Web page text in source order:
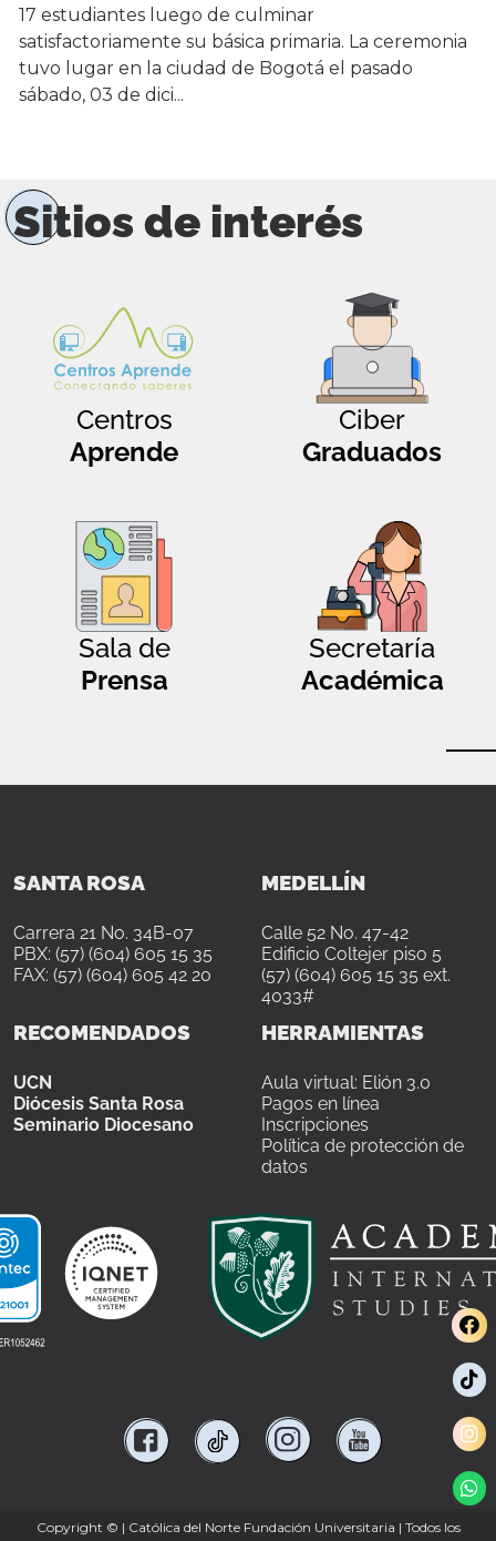
17 estudiantes luego de culminar
satisfactoriamente su básica primaria. La ceremonia
tuvo lugar en la ciudad de Bogotá el pasado
sábado, 03 de dici...
Sitios de interés
Centros
Aprende
Ciber
Graduados
Sala de
Prensa
Secretaría
Académica
SANTA ROSA
Carrera 21 No. 34B-07
PBX: (57) (604) 605 15 35
FAX: (57) (604) 605 42 20
MEDELLÍN
Calle 52 No. 47-42
Edificio Coltejer piso 5
(57) (604) 605 15 35 ext.
4033#
RECOMENDADOS
UCN
Diócesis Santa Rosa
Seminario Diocesano
HERRAMIENTAS
Aula virtual: Elión 3.0
Pagos en línea
Inscripciones
Política de protección de
datos
Copyright © | Católica del Norte Fundación Universitaria | Todos los